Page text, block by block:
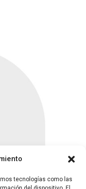
tecnologías como las